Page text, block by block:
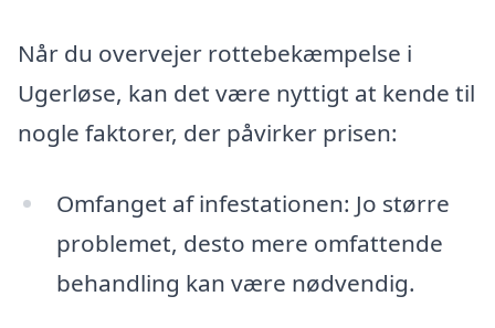
Når du overvejer rottebekæmpelse i
Ugerløse, kan det være nyttigt at kende til
nogle faktorer, der påvirker prisen:
Omfanget af infestationen: Jo større
problemet, desto mere omfattende
behandling kan være nødvendig.